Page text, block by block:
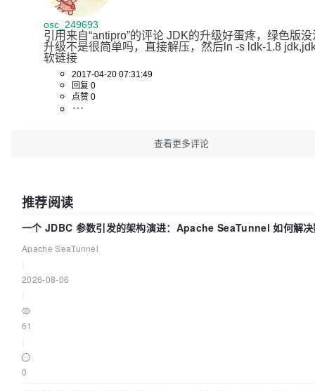
osc_249693
引用来自“antipro”的评论 JDK的升级好蛋疼，绿色版
升级不是很简单吗，直接解压，然后ln -s ldk-1.8
软链接
2017-04-20 07:31:49
回复 0
点赞 0
查看更多评论
推荐阅读
一个 JDBC 参数引发的架构演进：Apache SeaTunnel 如何解
同步中的“定时 Flush”难题
Apache SeaTunnel
2026-08-06
61
0